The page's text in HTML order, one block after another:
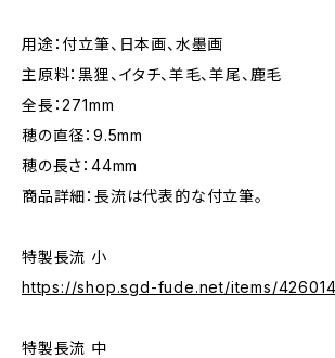
用途：付立筆、日本画、水墨画
主原料：黒狸、イタチ、羊毛、羊尾、鹿毛
全長：271mm
穂の直径：9.5mm
穂の長さ：44mm
商品詳細：長流は代表的な付立筆。
特製長流 小
https://shop.sgd-fude.net/items/
特製長流 中